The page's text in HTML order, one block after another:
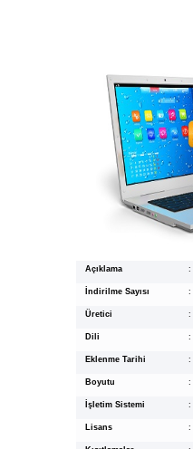
Açıklama :
İndirilme Sayısı :
Üretici :
Dili :
Eklenme Tarihi :
Boyutu :
İşletim Sistemi :
Lisans :